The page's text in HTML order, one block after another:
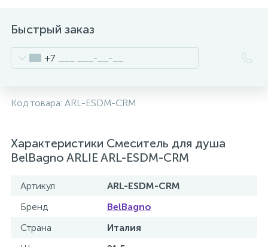
Быстрый заказ
+7
Код товара: ARL-ESDM-CRM
Характеристики Смеситель для душа
BelBagno ARLIE ARL-ESDM-CRM
Артикул
ARL-ESDM-CRM
Бренд
BelBagno
Страна
Италия